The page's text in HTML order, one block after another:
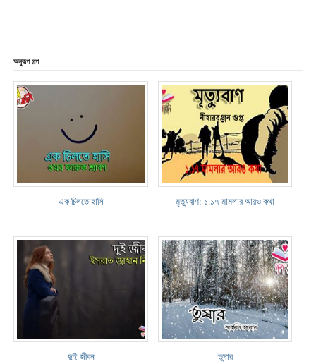
অনুরূপ গল্প
এক চিলতে হাসি মৃত্যুবাণ: ১.১৭ মামলার আরও কথা
দুই জীবন তুষার